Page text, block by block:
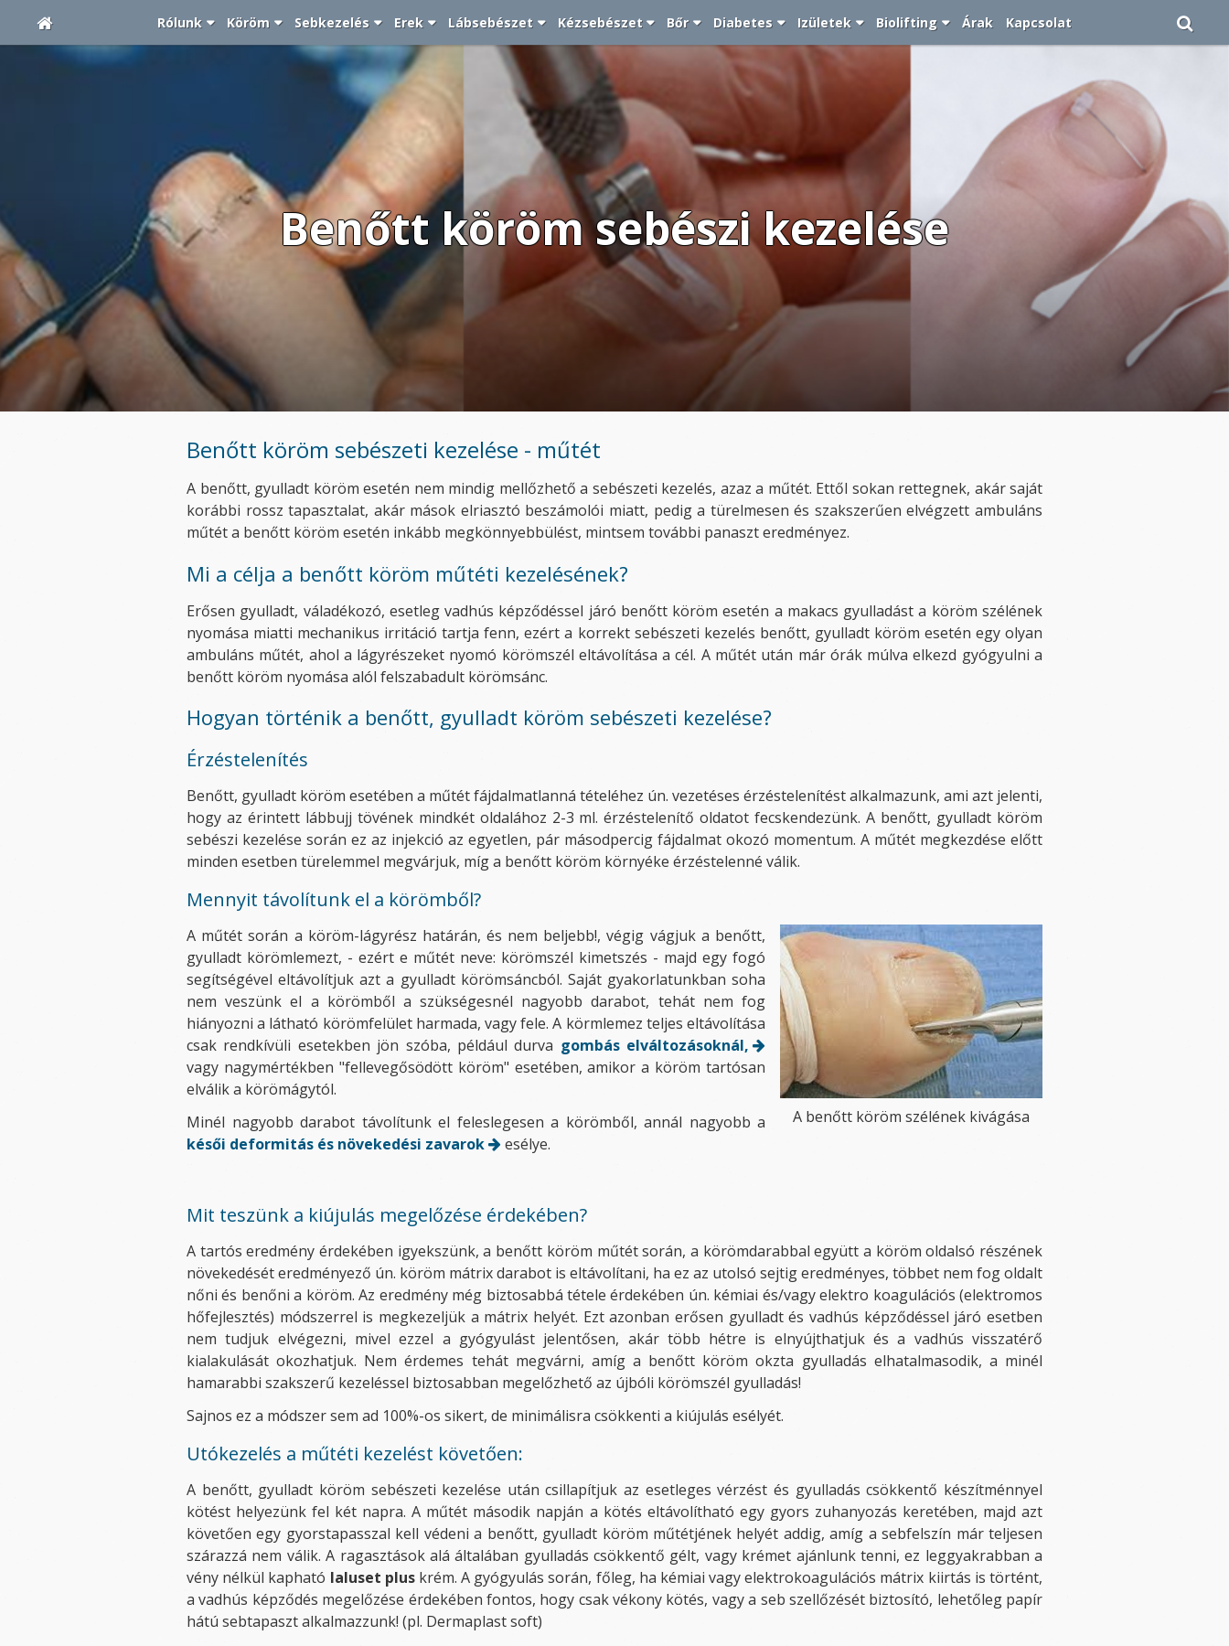
Rólunk Köröm Sebkezelés Erek Lábsebészet Kézsebészet Bőr Diabetes Izületek Biolifting Árak Kapcsolat
Benőtt köröm sebészi kezelése
Benőtt köröm sebészeti kezelése - műtét
A benőtt, gyulladt köröm esetén nem mindig mellőzhető a sebészeti kezelés, azaz a műtét. Ettől sokan rettegnek, akár saját
korábbi rossz tapasztalat, akár mások elriasztó beszámolói miatt, pedig a türelmesen és szakszerűen elvégzett ambuláns
műtét a benőtt köröm esetén inkább megkönnyebbülést, mintsem további panaszt eredményez.
Mi a célja a benőtt köröm műtéti kezelésének?
Erősen gyulladt, váladékozó, esetleg vadhús képződéssel járó benőtt köröm esetén a makacs gyulladást a köröm szélének
nyomása miatti mechanikus irritáció tartja fenn, ezért a korrekt sebészeti kezelés benőtt, gyulladt köröm esetén egy olyan
ambuláns műtét, ahol a lágyrészeket nyomó körömszél eltávolítása a cél. A műtét után már órák múlva elkezd gyógyulni a
benőtt köröm nyomása alól felszabadult körömsánc.
Hogyan történik a benőtt, gyulladt köröm sebészeti kezelése?
Érzéstelenítés
Benőtt, gyulladt köröm esetében a műtét fájdalmatlanná tételéhez ún. vezetéses érzéstelenítést alkalmazunk, ami azt jelenti,
hogy az érintett lábbujj tövének mindkét oldalához 2-3 ml. érzéstelenítő oldatot fecskendezünk. A benőtt, gyulladt köröm
sebészi kezelése során ez az injekció az egyetlen, pár másodpercig fájdalmat okozó momentum. A műtét megkezdése előtt
minden esetben türelemmel megvárjuk, míg a benőtt köröm környéke érzéstelenné válik.
Mennyit távolítunk el a körömből?
A benőtt köröm szélének kivágása
A műtét során a köröm-lágyrész határán, és nem beljebb!, végig vágjuk a benőtt,
gyulladt körömlemezt, - ezért e műtét neve: körömszél kimetszés - majd egy fogó
segítségével eltávolítjuk azt a gyulladt körömsáncból. Saját gyakorlatunkban soha
nem veszünk el a körömből a szükségesnél nagyobb darabot, tehát nem fog
hiányozni a látható körömfelület harmada, vagy fele. A körmlemez teljes eltávolítása
csak rendkívüli esetekben jön szóba, például durva gombás elváltozásoknál,
vagy nagymértékben "fellevegősödött köröm" esetében, amikor a köröm tartósan
elválik a körömágytól.
Minél nagyobb darabot távolítunk el feleslegesen a körömből, annál nagyobb a
késői deformitás és növekedési zavarok
esélye.
Mit teszünk a kiújulás megelőzése érdekében?
A tartós eredmény érdekében igyekszünk, a benőtt köröm műtét során, a körömdarabbal együtt a köröm oldalsó részének
növekedését eredményező ún. köröm mátrix darabot is eltávolítani, ha ez az utolsó sejtig eredményes, többet nem fog oldalt
nőni és benőni a köröm. Az eredmény még biztosabbá tétele érdekében ún. kémiai és/vagy elektro koagulációs (elektromos
hőfejlesztés) módszerrel is megkezeljük a mátrix helyét. Ezt azonban erősen gyulladt és vadhús képződéssel járó esetben
nem tudjuk elvégezni, mivel ezzel a gyógyulást jelentősen, akár több hétre is elnyújthatjuk és a vadhús visszatérő
kialakulását okozhatjuk. Nem érdemes tehát megvárni, amíg a benőtt köröm okzta gyulladás elhatalmasodik, a minél
hamarabbi szakszerű kezeléssel biztosabban megelőzhető az újbóli körömszél gyulladás!
Sajnos ez a módszer sem ad 100%-os sikert, de minimálisra csökkenti a kiújulás esélyét.
Utókezelés a műtéti kezelést követően:
A benőtt, gyulladt köröm sebészeti kezelése után csillapítjuk az esetleges vérzést és gyulladás csökkentő készítménnyel
kötést helyezünk fel két napra. A műtét második napján a kötés eltávolítható egy gyors zuhanyozás keretében, majd azt
követően egy gyorstapasszal kell védeni a benőtt, gyulladt köröm műtétjének helyét addig, amíg a sebfelszín már teljesen
szárazzá nem válik. A ragasztások alá általában gyulladás csökkentő gélt, vagy krémet ajánlunk tenni, ez leggyakrabban a
vény nélkül kapható Ialuset pluskrém. A gyógyulás során, főleg, ha kémiai vagy elektrokoagulációs mátrix kiirtás is történt,
a vadhús képződés megelőzése érdekében fontos, hogy csak vékony kötés, vagy a seb szellőzését biztosító, lehetőleg papír
hátú sebtapaszt alkalmazzunk! (pl. Dermaplast soft)